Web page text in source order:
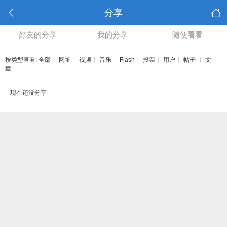
分享
好友的分享 我的分享 随便看看
按类型查看: 全部 网址 视频 音乐 Flash 投票 用户 帖子
文
章
现在还没分享